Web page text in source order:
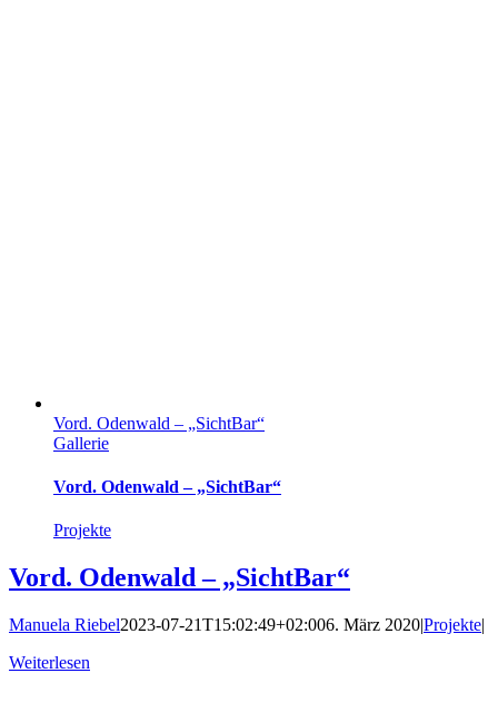
Vord. Odenwald – „SichtBar“
Gallerie
Vord. Odenwald – „SichtBar“
Projekte
Vord. Odenwald – „SichtBar“
Manuela Riebel2023-07-21T15:02:49+02:006. März 2020|Projekte|
Weiterlesen